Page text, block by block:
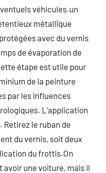
véhicules.un
métallique
avec du vernis
de évaporation de
étape est utile pour
de la peinture
par les influences
L’application
Retirez le ruban de
du vernis, soit deux
du frottis.On
une voiture, mais il